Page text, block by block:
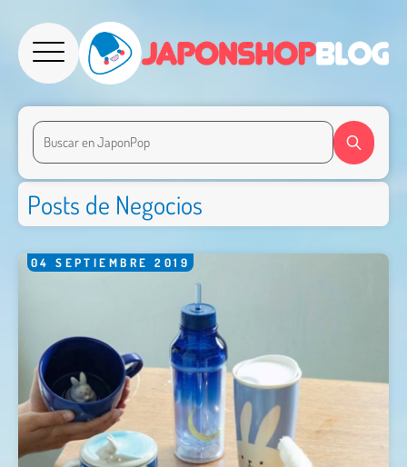
Posts de Negocios
04 SEPTIEMBRE 2019